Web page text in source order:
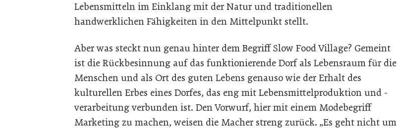
Lebensmitteln im Einklang mit der Natur und traditionellen
handwerklichen Fähigkeiten in den Mittelpunkt stellt.
Aber was steckt nun genau hinter dem Begriff Slow Food Village? Gemeint
ist die Rückbesinnung auf das funktionierende Dorf als Lebensraum für die
Menschen und als Ort des guten Lebens genauso wie der Erhalt des
kulturellen Erbes eines Dorfes, das eng mit Lebensmittelproduktion und -
verarbeitung verbunden ist. Den Vorwurf, hier mit einem Modebegriff
Marketing zu machen, weisen die Macher streng zurück. „Es geht nicht um